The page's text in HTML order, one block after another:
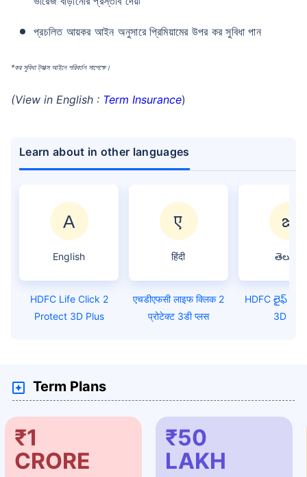
প্রচলিত আয়কর আইন অনুসারে প্রিমিয়ামের উপর কর সুবিধা পান
*কর সুবিধা ট্যাক্স আইনে পরিবর্তন সাপেক্ষে।
(View in English : Term Insurance)
Learn about in other languages
English
HDFC Life Click 2
Protect 3D Plus
हिंदी
एचडीएफसी लाइफ क्लिक 2
प्रोटेक्ट 3डी प्लस
తెలుగు
HDFC లైఫ్ క్లిక్
3D ప్లస్
Term Plans
₹1
CRORE
₹50
LAKH